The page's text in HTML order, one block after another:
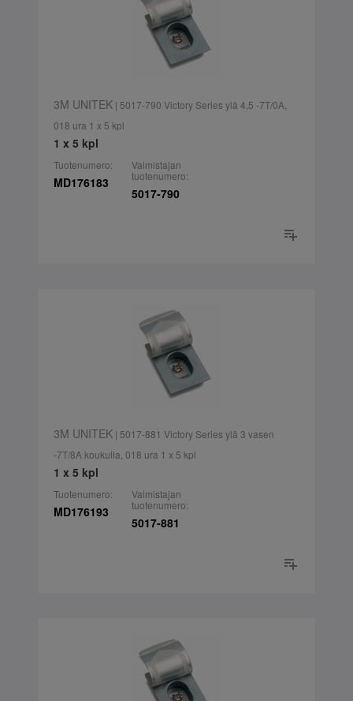
3M UNITEK| 5017-790 Victory Series ylä 4,5 -7T/0A,
018 ura 1 x 5 kpl
1 x 5 kpl
Tuotenumero:
MD176183
Valmistajan
tuotenumero:
5017-790
3M UNITEK| 5017-881 Victory Series ylä 3 vasen
-7T/8A koukulla, 018 ura 1 x 5 kpl
1 x 5 kpl
Tuotenumero:
MD176193
Valmistajan
tuotenumero:
5017-881